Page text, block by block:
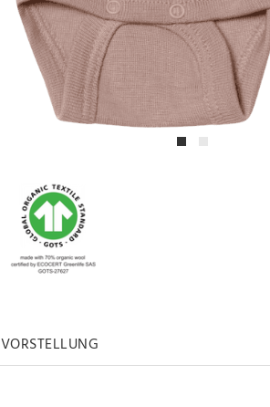
VORSTELLUNG